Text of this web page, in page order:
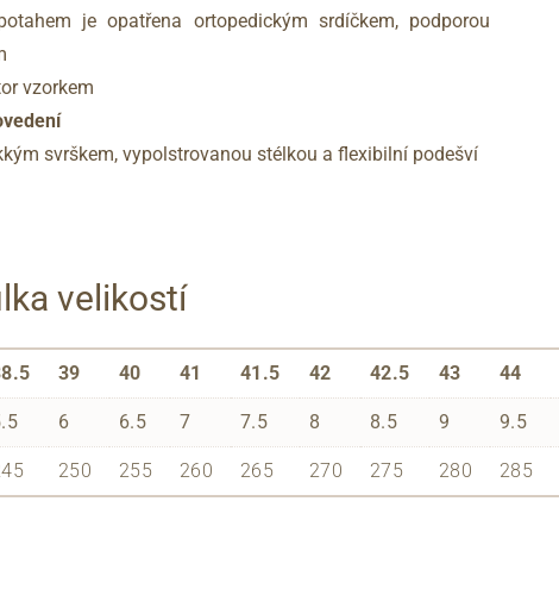
je opatřena ortopedickým srdíčkem, podporou
vzorkem
svrškem, vypolstrovanou stélkou a flexibilní podešví
velikostí
39 40 41 41.5 42 42.5 43 44
6 6.5 7 7.5 8 8.5 9 9.5
250 255 260 265 270 275 280 285